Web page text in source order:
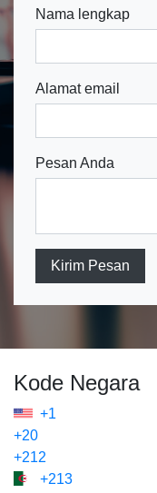
Nama lengkap
Alamat email
Pesan Anda
Kirim Pesan
Kode Negara
+1
+20
+212
+213